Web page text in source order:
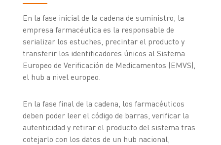
En la fase inicial de la cadena de suministro, la
empresa farmacéutica es la responsable de
serializar los estuches, precintar el producto y
transferir los identificadores únicos al Sistema
Europeo de Verificación de Medicamentos (EMVS),
el hub a nivel europeo.
En la fase final de la cadena, los farmacéuticos
deben poder leer el código de barras, verificar la
autenticidad y retirar el producto del sistema tras
cotejarlo con los datos de un hub nacional,